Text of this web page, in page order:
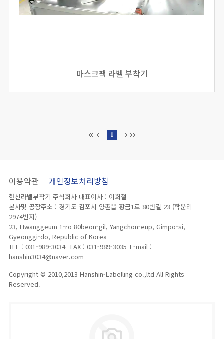
마스크팩 라벨 부착기
1
이용약관 개인정보처리방침
한신라벨부착기 주식회사 대표이사 : 이희철
본사및 공장주소 : 경기도 김포시 양촌읍 황금1로 80번길 23 (학운리
2974번지)
23, Hwanggeum 1-ro 80beon-gil, Yangchon-eup, Gimpo-si,
Gyeonggi-do, Republic of Korea
TEL : 031-989-3034 FAX : 031-989-3035 E-mail :
hanshin3034@naver.com
Copyright © 2010,2013 Hanshin-Labelling co.,ltd All Rights
Reserved.